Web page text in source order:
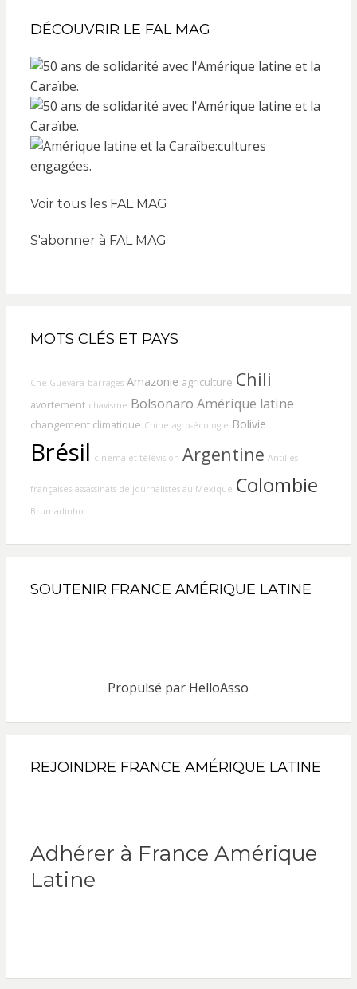
DÉCOUVRIR LE FAL MAG
Voir tous les FAL MAG
S'abonner à FAL MAG
MOTS CLÉS ET PAYS
Che Guevara barrages Amazonie agriculture Chili
avortement chavisme Bolsonaro Amérique latine
changement climatique Chine agro-écologie Bolivie
Brésil cinéma et télévision Argentine Antilles
françaises assassinats de journalistes au Mexique Colombie
Brumadinho
SOUTENIR FRANCE AMÉRIQUE LATINE
Propulsé par HelloAsso
REJOINDRE FRANCE AMÉRIQUE LATINE
Adhérer à France Amérique
Latine